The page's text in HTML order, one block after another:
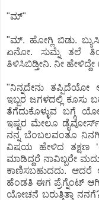
"ಮ್"
"ಮ್. ಹೋಗ್ಲಿ ಬಿಡು.
ಏನೋ. ಸುಮ್ನೆ ತಲೆ
ತಿಳಿಸಿಬಿಡ್ತೀನಿ. ನೀ
"ನಿನ್ನದೇನು ತಪ್ಪಿದೆಯೋ
ಇಬ್ಬರ ಜಗಳದಲ್ಲಿ ಕೂಸು
ತೆಗೆದುಕೊಳ್ಳುವ ಬಗ್ಗೆ
ಇಷ್ಟರ ಮೇಲೂ ಡೈವೋರ್ಸ್
ನನ್ನ ಬೆಂಬಲವಂತೂ
ವಿಷಯ ಹೇಳಿದ ತಕ್ಷಣ
ಮಾಡಿದ್ದರೆ ನಾವಿಬ್ಬರೇ
ಕಾಣಿಸಬಹುದದು. ಆದರೆ
ಹೆಂಡತಿ ಈಗ ಪ್ರೆಗ್ನೆಂಟ್
ಯೋಚನೆ ಬರುತ್ತಿತ್ತಾ